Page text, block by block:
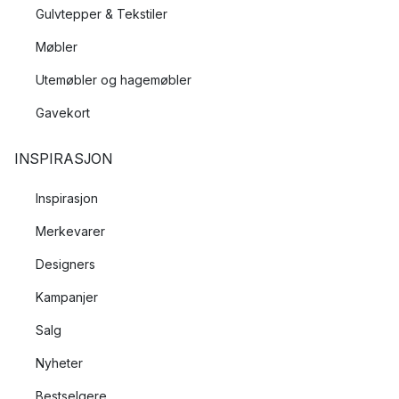
funksjonelle og som utstråler en enkel eleganse. Resultatet er
hos Nordic Nest kan du utforske 1898s sortiment av
kvalitetsmøbler.
Gulvtepper & Tekstiler
Møbler
Utemøbler og hagemøbler
Gavekort
INSPIRASJON
Inspirasjon
Merkevarer
Designers
Kampanjer
Salg
Nyheter